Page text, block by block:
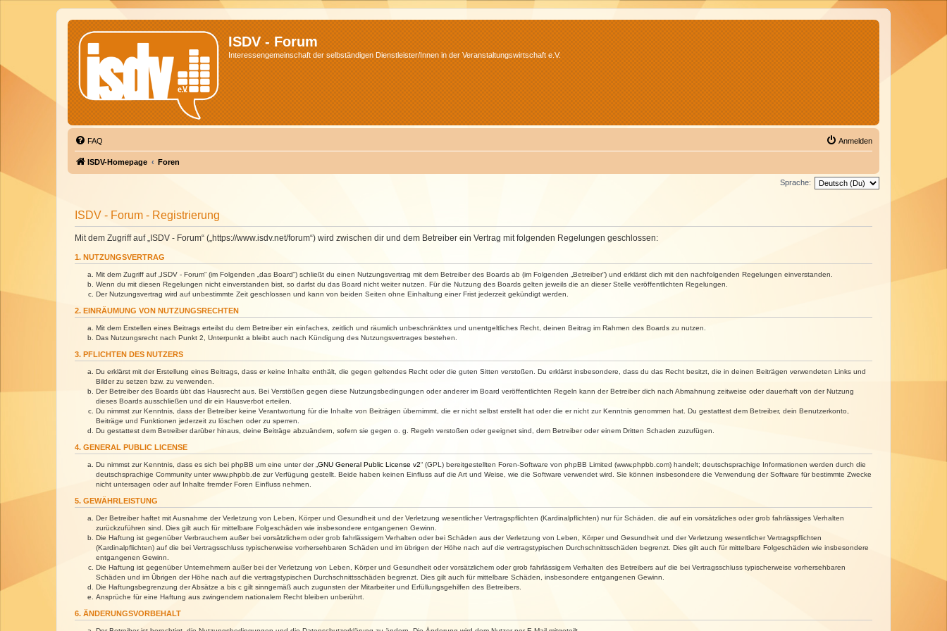
ISDV - Forum
Interessengemeinschaft der selbständigen Dienstleister/Innen in der Veranstaltungswirtschaft e.V.
FAQ Anmelden
ISDV-Homepage Foren
Sprache:
ISDV - Forum - Registrierung
Mit dem Zugriff auf „ISDV - Forum“ („https://www.isdv.net/forum“) wird zwischen dir und dem Betreiber ein Vertrag mit folgenden Regelungen geschlossen:
1. NUTZUNGSVERTRAG
Mit dem Zugriff auf „ISDV - Forum“ (im Folgenden „das Board“) schließt du einen Nutzungsvertrag mit dem Betreiber des Boards ab (im Folgenden „Betreiber“) und erklärst dich mit den nachfolgenden Regelungen einverstanden.
Wenn du mit diesen Regelungen nicht einverstanden bist, so darfst du das Board nicht weiter nutzen. Für die Nutzung des Boards gelten jeweils die an dieser Stelle veröffentlichten Regelungen.
Der Nutzungsvertrag wird auf unbestimmte Zeit geschlossen und kann von beiden Seiten ohne Einhaltung einer Frist jederzeit gekündigt werden.
2. EINRÄUMUNG VON NUTZUNGSRECHTEN
Mit dem Erstellen eines Beitrags erteilst du dem Betreiber ein einfaches, zeitlich und räumlich unbeschränktes und unentgeltliches Recht, deinen Beitrag im Rahmen des Boards zu nutzen.
Das Nutzungsrecht nach Punkt 2, Unterpunkt a bleibt auch nach Kündigung des Nutzungsvertrages bestehen.
3. PFLICHTEN DES NUTZERS
Du erklärst mit der Erstellung eines Beitrags, dass er keine Inhalte enthält, die gegen geltendes Recht oder die guten Sitten verstoßen. Du erklärst insbesondere, dass du das Recht besitzt, die in deinen Beiträgen verwendeten Links und
Bilder zu setzen bzw. zu verwenden.
Der Betreiber des Boards übt das Hausrecht aus. Bei Verstößen gegen diese Nutzungsbedingungen oder anderer im Board veröffentlichten Regeln kann der Betreiber dich nach Abmahnung zeitweise oder dauerhaft von der Nutzung
dieses Boards ausschließen und dir ein Hausverbot erteilen.
Du nimmst zur Kenntnis, dass der Betreiber keine Verantwortung für die Inhalte von Beiträgen übernimmt, die er nicht selbst erstellt hat oder die er nicht zur Kenntnis genommen hat. Du gestattest dem Betreiber, dein Benutzerkonto,
Beiträge und Funktionen jederzeit zu löschen oder zu sperren.
Du gestattest dem Betreiber darüber hinaus, deine Beiträge abzuändern, sofern sie gegen o. g. Regeln verstoßen oder geeignet sind, dem Betreiber oder einem Dritten Schaden zuzufügen.
4. GENERAL PUBLIC LICENSE
Du nimmst zur Kenntnis, dass es sich bei phpBB um eine unter der „ GNU General Public License v2“ (GPL) bereitgestellten Foren-Software von phpBB Limited (www.phpbb.com) handelt; deutschsprachige Informationen werden durch die
deutschsprachige Community unter www.phpbb.de zur Verfügung gestellt. Beide haben keinen Einfluss auf die Art und Weise, wie die Software verwendet wird. Sie können insbesondere die Verwendung der Software für bestimmte Zwecke
nicht untersagen oder auf Inhalte fremder Foren Einfluss nehmen.
5. GEWÄHRLEISTUNG
Der Betreiber haftet mit Ausnahme der Verletzung von Leben, Körper und Gesundheit und der Verletzung wesentlicher Vertragspflichten (Kardinalpflichten) nur für Schäden, die auf ein vorsätzliches oder grob fahrlässiges Verhalten
zurückzuführen sind. Dies gilt auch für mittelbare Folgeschäden wie insbesondere entgangenen Gewinn.
Die Haftung ist gegenüber Verbrauchern außer bei vorsätzlichem oder grob fahrlässigem Verhalten oder bei Schäden aus der Verletzung von Leben, Körper und Gesundheit und der Verletzung wesentlicher Vertragspflichten
(Kardinalpflichten) auf die bei Vertragsschluss typischerweise vorhersehbaren Schäden und im übrigen der Höhe nach auf die vertragstypischen Durchschnittsschäden begrenzt. Dies gilt auch für mittelbare Folgeschäden wie insbesondere
entgangenen Gewinn.
Die Haftung ist gegenüber Unternehmern außer bei der Verletzung von Leben, Körper und Gesundheit oder vorsätzlichem oder grob fahrlässigem Verhalten des Betreibers auf die bei Vertragsschluss typischerweise vorhersehbaren
Schäden und im Übrigen der Höhe nach auf die vertragstypischen Durchschnittsschäden begrenzt. Dies gilt auch für mittelbare Schäden, insbesondere entgangenen Gewinn.
Die Haftungsbegrenzung der Absätze a bis c gilt sinngemäß auch zugunsten der Mitarbeiter und Erfüllungsgehilfen des Betreibers.
Ansprüche für eine Haftung aus zwingendem nationalem Recht bleiben unberührt.
6. ÄNDERUNGSVORBEHALT